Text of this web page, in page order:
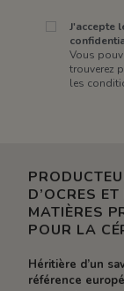
J'accepte
Vous
trouverez
les
D’OCRES
MATIÈRES
POUR LA
Héritière d’un
référence